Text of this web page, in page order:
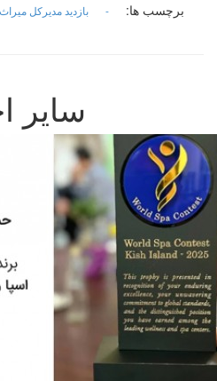
برچسب ها: -
بازدید مدیرکل
سایر